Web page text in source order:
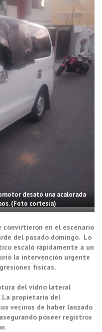
desató una acalorada
(Foto cortesía)
convirtieron en el escenario
del pasado domingo. Lo
escaló rápidamente a un
la intervención urgente
físicas.
del vidrio lateral
La propietaria del
vecinos de haber lanzado
poseer registros